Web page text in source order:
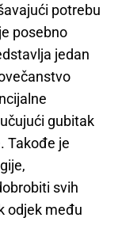
potrebu
posebno
jedan
gubitak
Takođe je
svih
odjek među